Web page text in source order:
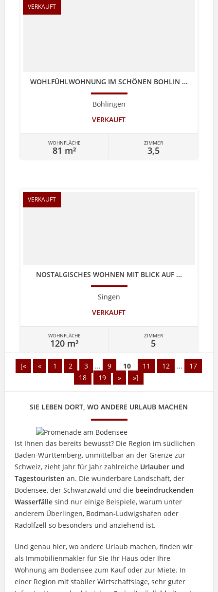
VERKAUFT
WOHLFÜHLWOHNUNG IM SCHÖNEN BOHLIN ...
Bohlingen
VERKAUFT
WOHNFLÄCHE
81 m²
ZIMMER
3,5
VERKAUFT
NOSTALGISCHES WOHNEN MIT BLICK AUF ...
Singen
VERKAUFT
WOHNFLÄCHE
120 m²
ZIMMER
5
[« « 1 2 3 ... 9 10 11 12 ...
17
18
19 » »]
SIE LEBEN DORT, WO ANDERE URLAUB MACHEN
Ist Ihnen das bereits bewusst? Die Region im südlichen
Baden-Württemberg, unmittelbar an der Grenze zur
Schweiz, zieht Jahr für Jahr zahlreiche Urlauber und
Tagestouristen an. Die wunderbare Landschaft, der
Bodensee, der Schwarzwald und die beeindruckenden
Wasserfällesind nur einige Beispiele, warum unter
anderem Überlingen, Bodman-Ludwigshafen oder
Radolfzell so besonders und anziehend ist.
Und genau hier, wo andere Urlaub machen, finden wir
als Immobilienmakler für Sie Ihr Haus oder Ihre
Wohnung am Bodensee zum Kauf oder zur Miete. In
einer Region mit stabiler Wirtschaftslage, sehr guter